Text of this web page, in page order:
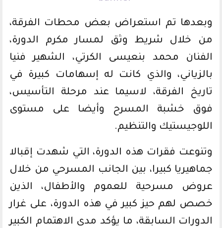
وبعدها تم استعراض بعض محطات الفرقة،
من خلال شريط وثق لمسار مكرم الدورة،
الفنان محمد بنعيسى الكرتي، الشهير فنيا
بالزياني، والذي كانت له إسهامات كبيرة في
تاريخ الفرقة، لاسيما عند مرحلة التأسيس،
فوق خشبة المسرح وأيضا على مستوى
اللوجيستيك والتنظيم.
وتنوعت فقرات هذه الدورة، التي شهدت إقبالا
جماهيريا كبيرا، بين الجانب المسرحي من خلال
عروض مسرحية للعموم والأطفال، الذين
خصص لهم حيز كبير في هذه الدورة، على غرار
الدورات السابقة، ما يؤكد مدى الاهتمام الكبير